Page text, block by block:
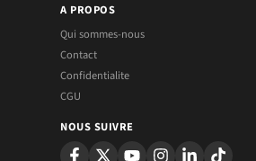
A PROPOS
Qui sommes-nous
Contact
Confidentialite
CGU
NOUS SUIVRE